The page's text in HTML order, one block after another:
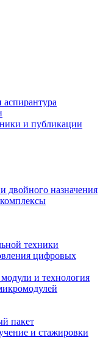
и публикации
двойного назначения
техники
цифровых
и технология
пакет
и стажировки